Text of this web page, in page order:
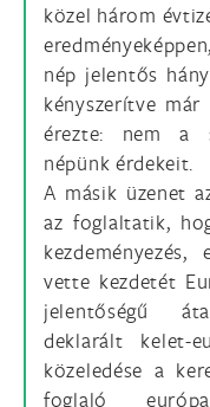
közel három
nép jelentős
kényszerítve
érezte: nem a
népünk érdekeit.
A másik üzenet
az foglaltatik,
vette kezdetét
jelentőségű
deklarált kelet-
közeledése a
foglaló